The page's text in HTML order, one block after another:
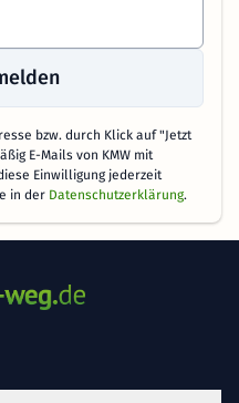
bzw. durch Klick auf "Jetzt
E-Mails von KMW mit
Einwilligung jederzeit
in der Datenschutzerklärung.